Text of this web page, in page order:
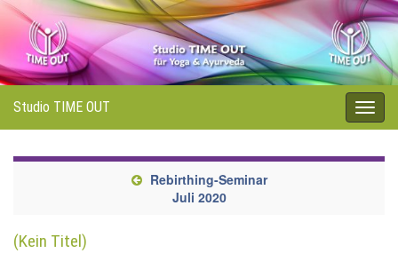
Studio TIME OUT
Rebirthing-Seminar
Juli 2020
(Kein Titel)